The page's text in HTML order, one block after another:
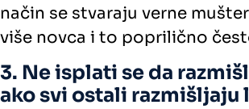
način se stvaraju verne
više novca i to poprilično
3. Ne isplati se da
ako svi ostali razmišljaju